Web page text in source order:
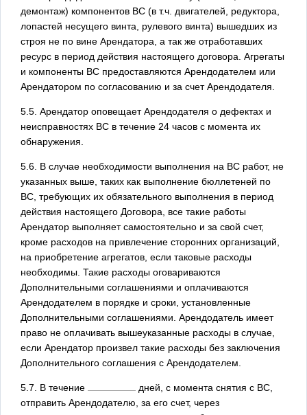
демонтаж) компонентов ВС (в т.ч. двигателей, редуктора,
лопастей несущего винта, рулевого винта) вышедших из
строя не по вине Арендатора, а так же отработавших
ресурс в период действия настоящего договора. Агрегаты
и компоненты ВС предоставляются Арендодателем или
Арендатором по согласованию и за счет Арендодателя.
5.5. Арендатор оповещает Арендодателя о дефектах и
неисправностях ВС в течение 24 часов с момента их
обнаружения.
5.6. В случае необходимости выполнения на ВС работ, не
указанных выше, таких как выполнение бюллетеней по
ВС, требующих их обязательного выполнения в период
действия настоящего Договора, все такие работы
Арендатор выполняет самостоятельно и за свой счет,
кроме расходов на привлечение сторонних организаций,
на приобретение агрегатов, если таковые расходы
необходимы. Такие расходы оговариваются
Дополнительными соглашениями и оплачиваются
Арендодателем в порядке и сроки, установленные
Дополнительными соглашениями. Арендодатель имеет
право не оплачивать вышеуказанные расходы в случае,
если Арендатор произвел такие расходы без заключения
Дополнительного соглашения с Арендодателем.
5.7. В течение
дней, с момента снятия с ВС,
отправить Арендодателю, за его счет, через